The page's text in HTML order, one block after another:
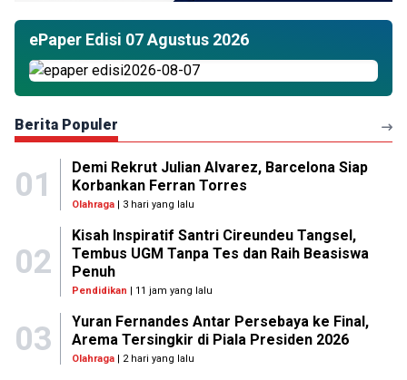
ePaper Edisi 07 Agustus 2026
Berita Populer
01
Demi Rekrut Julian Alvarez, Barcelona Siap
Korbankan Ferran Torres
Olahraga| 3 hari yang lalu
02
Kisah Inspiratif Santri Cireundeu Tangsel,
Tembus UGM Tanpa Tes dan Raih Beasiswa
Penuh
Pendidikan | 11 jam yang lalu
03
Yuran Fernandes Antar Persebaya ke Final,
Arema Tersingkir di Piala Presiden 2026
Olahraga| 2 hari yang lalu